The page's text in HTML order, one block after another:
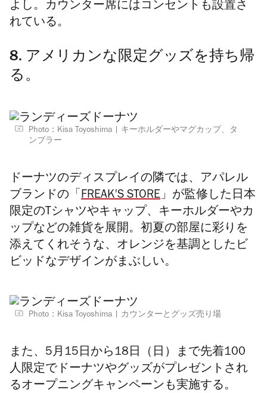
よし。カウンター席にはコンセントも設置さ
れている。
8. アメリカンな限定グッズを持ち帰
る。
Photo：Kisa Toyoshima
キーホルダーやマグカップ、タ
ンブラー
ドーナツのディスプレイの隣では、アパレル
ブランドの「 FREAK'S STORE」が監修した日本
限定のTシャツやキャップ、キーホルダーやカ
ップなどの雑貨を展開。初夏の部屋に彩りを
添えてくれそうな、 オレンジを基調としたビ
ビッドなデザインがまぶしい。
Photo：Kisa Toyoshima カウンターとグッズ売り場
また、5月15日から18日（日）
まで先着100
人限定でドーナツやグッズがプレゼントされ
るオープニングキャンペーンも実施する。